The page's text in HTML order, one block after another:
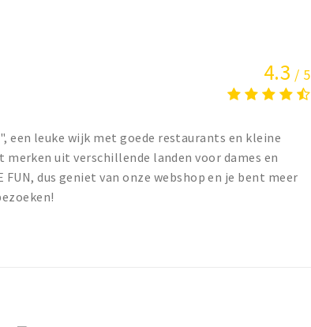
4.3 / 5
een leuke wijk met goede restaurants en kleine
uit verschillende landen voor dames en
FUN, dus geniet van onze webshop en je bent meer